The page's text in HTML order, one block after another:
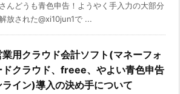
んどうも青色申告！ようやく手入力の大部分
放された@xi10jun1で ...
業用クラウド会計ソフト(マネーフォ
ドクラウド、freee、やよい青色申告
ライン)導入の決め手について